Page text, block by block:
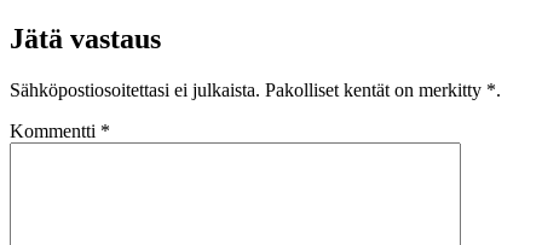
Jätä vastaus
Sähköpostiosoitettasi ei julkaista. Pakolliset kentät on merkitty *.
Kommentti *